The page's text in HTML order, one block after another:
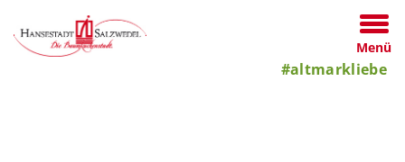
Menü
#altmarkliebe